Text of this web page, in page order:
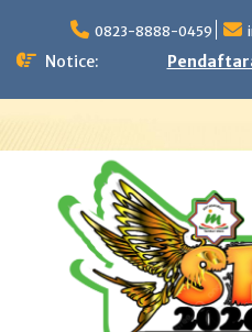
content
0823-8888-0459
Notice: